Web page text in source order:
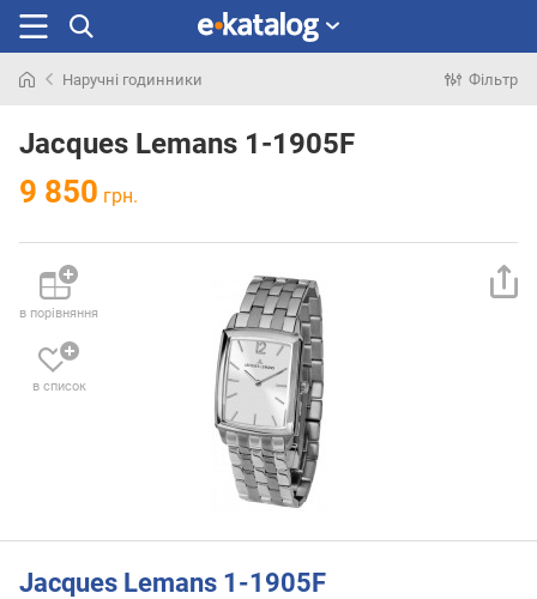
раніше
Наручні годинники Фільтр
Jacques Lemans 1-1905F
9 850 грн.
в порівняння
в список
Jacques Lemans 1-1905F